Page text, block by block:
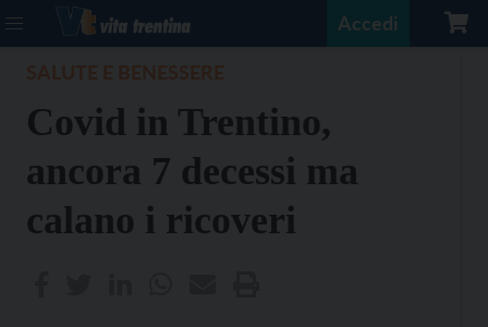
Accedi
Covid in Trentino,
ancora 7 decessi ma
calano i ricoveri